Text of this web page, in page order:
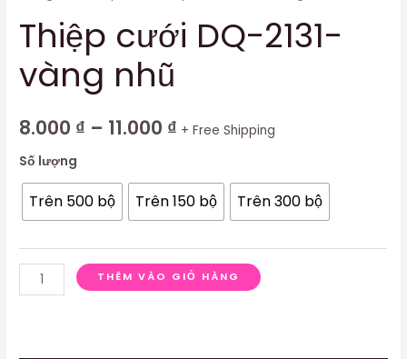
Thiệp cưới DQ-2131-
vàng nhũ
8.000 ₫ – 11.000 ₫ + Free Shipping
Số lượng
Trên 500 bộ Trên 150 bộ Trên 300 bộ
THÊM VÀO GIỎ HÀNG